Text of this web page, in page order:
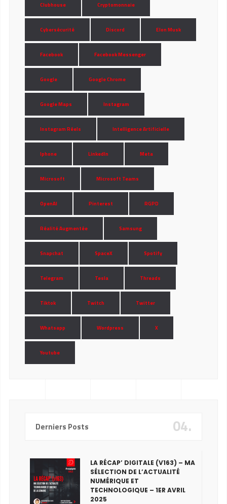
Clubhouse Cryptomonnaie
Cybersécurité Discord Elon Musk
Facebook Facebook Messenger
Google Google Chrome
Google Maps Instagram
Instagram Réels Intelligence Artificielle
Iphone LinkedIn Meta
Microsoft Microsoft Teams
OpenAI Pinterest RGPD
Réalité Augmentée Samsung
Snapchat SpaceX Spotify
Telegram Tesla Threads
Tiktok Twitch Twitter
Whatsapp Wordpress X
Youtube
Derniers Posts 04.
LA RÉCAP’ DIGITALE (V163) – MA
SÉLECTION DE L’ACTUALITÉ
NUMÉRIQUE ET
TECHNOLOGIQUE – 1ER AVRIL
2025